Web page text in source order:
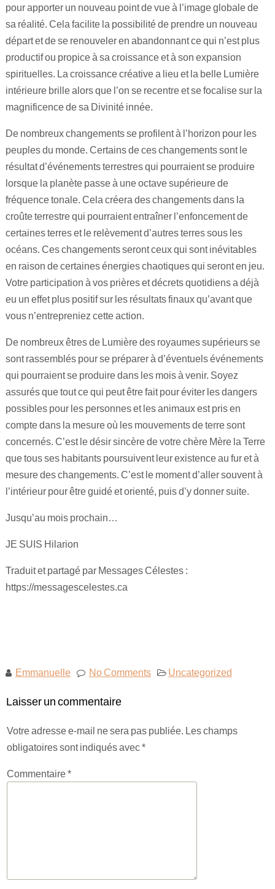
pour apporter un nouveau point de vue à l’image globale de
sa réalité. Cela facilite la possibilité de prendre un nouveau
départ et de se renouveler en abandonnant ce qui n’est plus
productif ou propice à sa croissance et à son expansion
spirituelles. La croissance créative a lieu et la belle Lumière
intérieure brille alors que l’on se recentre et se focalise sur la
magnificence de sa Divinité innée.
De nombreux changements se profilent à l’horizon pour les
peuples du monde. Certains de ces changements sont le
résultat d’événements terrestres qui pourraient se produire
lorsque la planète passe à une octave supérieure de
fréquence tonale. Cela créera des changements dans la
croûte terrestre qui pourraient entraîner l’enfoncement de
certaines terres et le relèvement d’autres terres sous les
océans. Ces changements seront ceux qui sont inévitables
en raison de certaines énergies chaotiques qui seront en jeu.
Votre participation à vos prières et décrets quotidiens a déjà
eu un effet plus positif sur les résultats finaux qu’avant que
vous n’entrepreniez cette action.
De nombreux êtres de Lumière des royaumes supérieurs se
sont rassemblés pour se préparer à d’éventuels événements
qui pourraient se produire dans les mois à venir. Soyez
assurés que tout ce qui peut être fait pour éviter les dangers
possibles pour les personnes et les animaux est pris en
compte dans la mesure où les mouvements de terre sont
concernés. C’est le désir sincère de votre chère Mère la Terre
que tous ses habitants poursuivent leur existence au fur et à
mesure des changements. C’est le moment d’aller souvent à
l’intérieur pour être guidé et orienté, puis d’y donner suite.
Jusqu’au mois prochain…
JE SUIS Hilarion
Traduit et partagé par Messages Célestes :
https://messagescelestes.ca
Emmanuelle No Comments Uncategorized
Laisser un commentaire
Votre adresse e-mail ne sera pas publiée. Les champs
obligatoires sont indiqués avec*
Commentaire*